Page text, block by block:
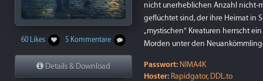
60 Likes 5 Kommentare
Details & Download
nicht unerheblichen Anzahl nicht-
geflüchtet sind, der ihre Heimat in
„mystischen“ Kreaturen herrscht
Morden unter den
Passwort: NIMA4K
Hoster: Rapidgator, DDL.to